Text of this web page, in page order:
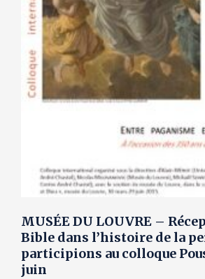
MUSÉE DU LOUVRE –
Bible dans l’histoire de la
participions au colloque
juin